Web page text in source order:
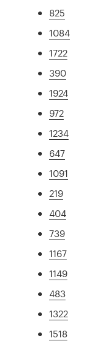
825
1084
1722
390
1924
972
1234
647
1091
219
404
739
1167
1149
483
1322
1518